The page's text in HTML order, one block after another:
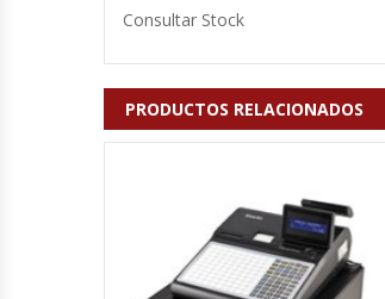
Exprimidor De Naranjas
Fabricadoras De Hielo
Consultar Stock
PRODUCTOS RELACIONADOS